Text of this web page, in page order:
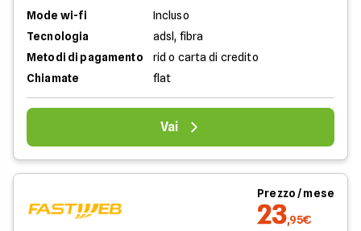
Mode wi-fi
Incluso
Tecnologia
adsl, fibra
Metodi di pagamento
rid o carta di credito
Chiamate
flat
Vai
Prezzo / mese
23,95€